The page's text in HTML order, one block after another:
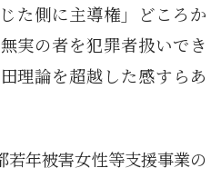
た側に主導権」どころか
実の者を犯罪者扱いでき
理論を超越した感すらあ
若年被害女性等支援事業の